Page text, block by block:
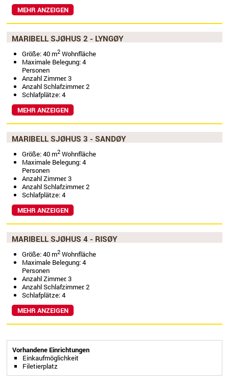
MEHR ANZEIGEN
MARIBELL SJØHUS 2 - LYNGØY
Größe: 40 m2 Wohnfläche
Maximale Belegung: 4
Personen
Anzahl Zimmer: 3
Anzahl Schlafzimmer: 2
Schlafplätze: 4
MEHR ANZEIGEN
MARIBELL SJØHUS 3 - SANDØY
Größe: 40 m2 Wohnfläche
Maximale Belegung: 4
Personen
Anzahl Zimmer: 3
Anzahl Schlafzimmer: 2
Schlafplätze: 4
MEHR ANZEIGEN
MARIBELL SJØHUS 4 - RISØY
Größe: 40 m2 Wohnfläche
Maximale Belegung: 4
Personen
Anzahl Zimmer: 3
Anzahl Schlafzimmer: 2
Schlafplätze: 4
MEHR ANZEIGEN
Vorhandene Einrichtungen
Einkaufmöglichkeit
Filetierplatz